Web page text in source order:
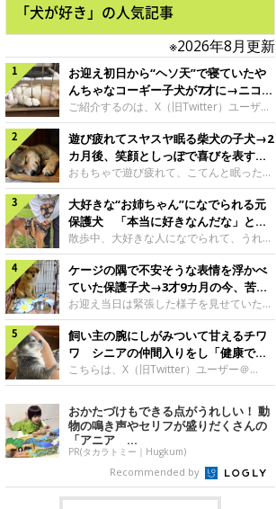
「犬が好き」の人気記事
※2026年8月更新
お迎え初日から“ヘソ天”で寝ていたや
んちゃなコーギー子犬が7才に→ニコニ
コ“コーギースマイル”が魅力のコに成
長！
ご紹介するのは、X（旧Twitter）ユーザー
＠Kus1oKg2vsgdWS2さんの愛犬でウェル
シュ・コーギー・ペンブロークの神楽ちゃ
ん。今年の8月で7才になるという神楽ちゃ
んですが、いったいどんな子犬時代を過ご
したのでしょうか。今回は、神楽ちゃんの
成長を飼い主さんと振り返ります！神楽ち
ゃんの成長について聞いた！お迎えから数
日後の神楽ちゃん（撮影時生後2カ月）＠
Kus1oKg2vsgdWS2――お迎え当初の神楽
ちゃんの様子について教えてください。飼
い主さん： 「お迎え当日から“ヘソ天”で寝
るようなコでし
遊び疲れてスヤスヤ眠る柴犬の子犬→2
カ月後、笑顔としっぽで喜びを表すコ
に成長！
おもちゃで遊び疲れて、こてんと眠った子
犬。あれから2カ月、表情や行動にさまざ
まな変化が見られるようになりました。遊
び疲れて眠る生後2カ月のなっちゃん遊び
疲れた様子のなっちゃん。@Pkndg_紹介
するのは、X（旧Twitter）ユーザー
@Pkndg_さんの愛犬・なっちゃん（取材
時、生後4カ月／柴犬）。こちらの写真
は、なっちゃんが生後2カ月のころに撮影
された一枚です。この日、なっちゃんは家
族と一緒におもちゃで遊んでいました。た
くさん遊んで疲れたのか、その後は眠り始
めたそうです。眠るなっちゃん。
@Pkndg_
大好きな“お姉ちゃん”になでられる元
保護犬 「本当に好きなんだな」と感
じる表情にほっこり
散歩中、大好きな人になでられて、うれし
そうな表情を見せる元保護犬。甘えるよう
な姿に、見ているこちらまでほっこりしま
す。大好きな“お姉ちゃん”に甘える小次郎
くん妹さんになでてもらい、うれしそうな
表情を見せる小次郎くん（2026年6月撮
影）。@mika_Jimmy紹介するのは、X（旧
Twitter）ユーザー@mika_Jimmyさんの愛
犬・小次郎くん（撮影時5才）。こちら
は、飼い主さんの妹さんと一緒に散歩をし
日、飼い主さんは実家から自宅へ帰る途
中、妹さんと公園で待ち合わせ
ケージの隅で不安そうな表情を浮かべ
ていた保護子犬→3才9カ月の今、苦手
を克服し頼もしいコに成長！
お迎え当日は緊張した様子を見せていた元
野犬の保護子犬。あれから約3年半、苦手
だったことを一つひとつ克服し、家族に寄
り添う姿を見せています。お迎え当日、ケ
ージの隅で不安そうにお迎え当日のシルビ
アちゃん。@nemonemotos今回紹介する
のは、X（旧Twitter）ユーザー
@nemonemotosさんの愛犬・シルビアち
ゃん（撮影当時、生後推定2カ月）。飼い
主さんが「#最初に撮った一枚」として投
稿した写真には、ケージの隅で不安そうな
表情を浮かべるシルビアちゃんの姿が写っ
ていました。こちらは、保護犬だったシル
飼い主の腕にしがみついて甘えるチワ
ワ シニアの仲間入りをし「健康で穏
やかな暮らしが続いてほしい」と願う
こちらは、X（旧Twitter）ユーザー＠
kotubusuke617さんが投稿した写真。写
っているのは、愛犬でチワワのつぶしゃん
（本名：こつぶちゃん）です。飼い主さん
の腕にしがみつくつぶしゃん（撮影時6
才）＠kotubusuke617撮影当時の状況に
ついて伺うと、飼い主さんはこう教えてく
れました。飼い主さん： 「ある休日のこ
とです。私がソファに座った途端にひざの
おかたづけもできる点がうれしい！ 動
物の鳴き声やセリフが盛りだくさんの
「アニア ...
PR(タカラトミー｜Hugkum)
Recommended by